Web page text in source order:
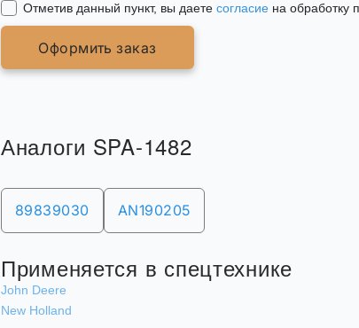
Отметив данный пункт, вы даете согласие на обработку
Оформить заказ
Аналоги SPA-1482
89839030 AN190205
Применяется в спецтехнике
John Deere
New Holland